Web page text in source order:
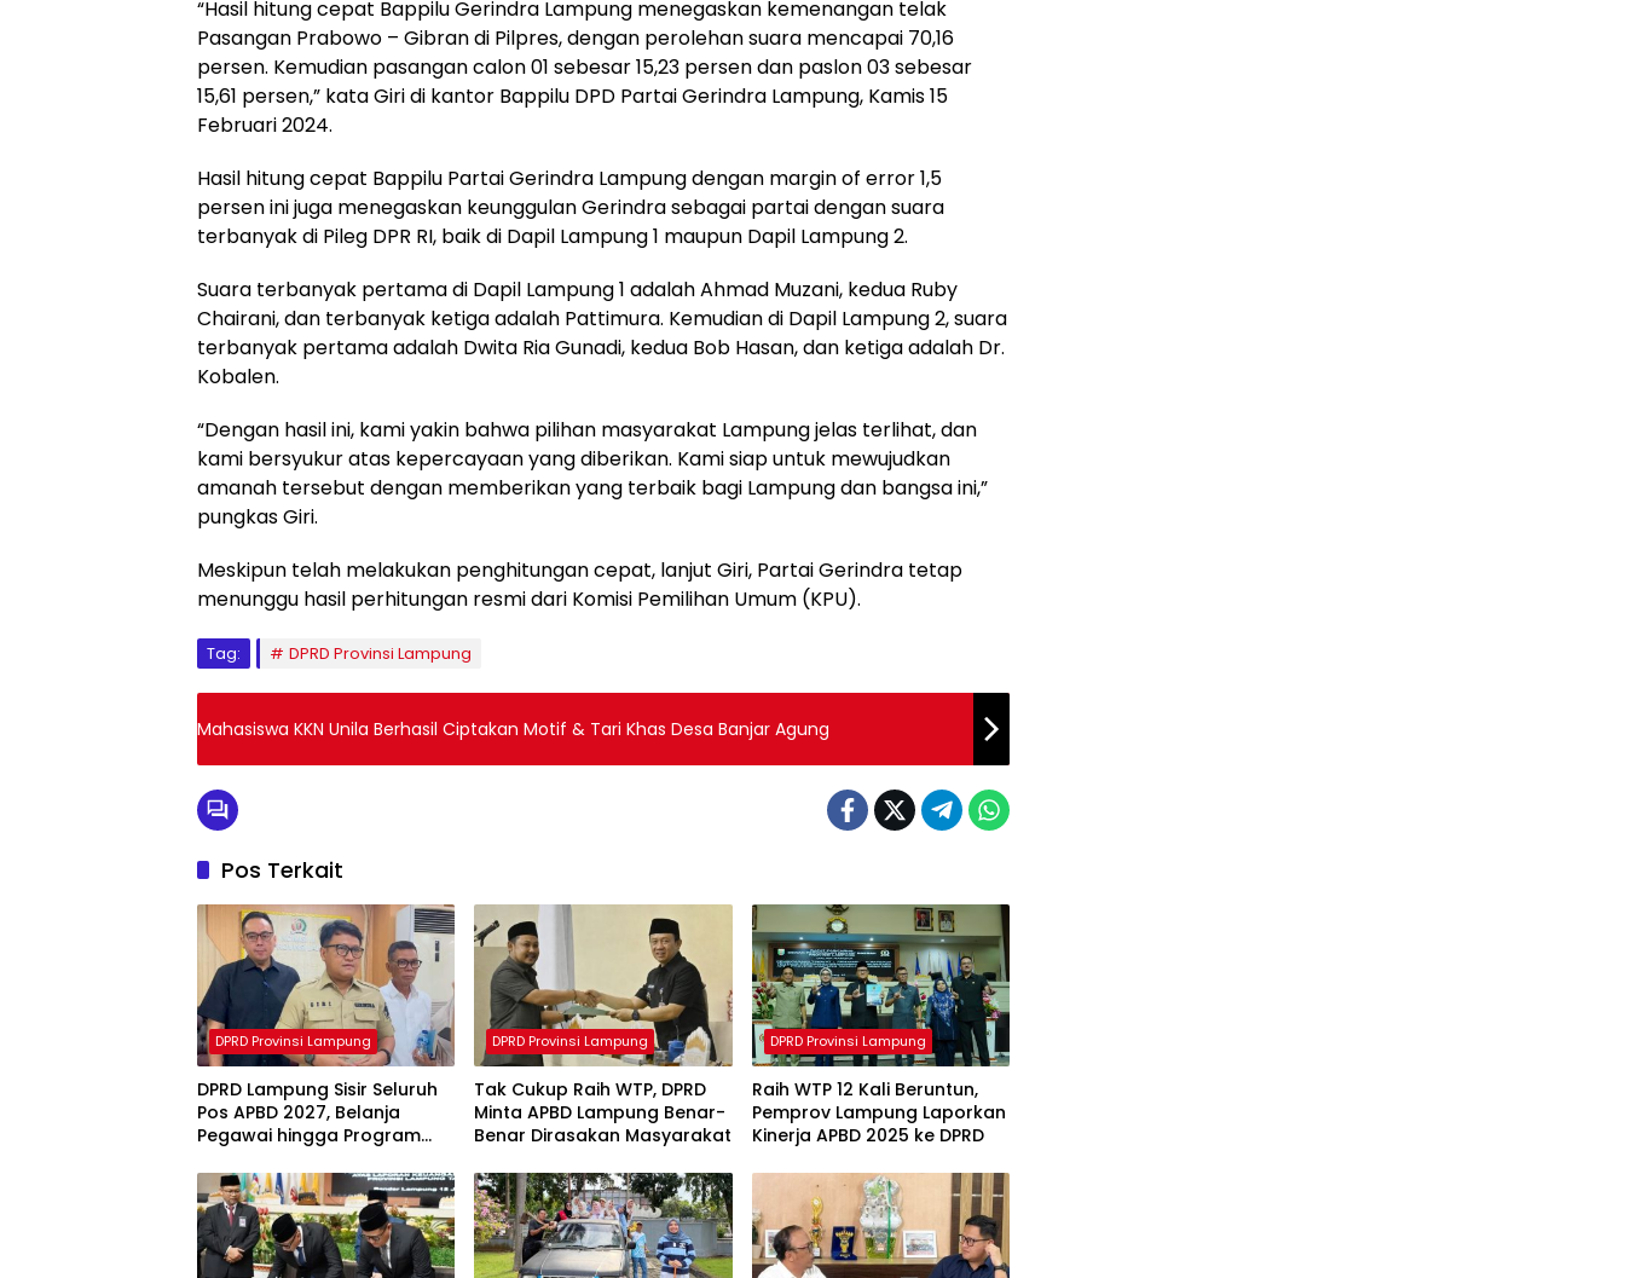
“Hasil hitung cepat Bappilu Gerindra Lampung menegaskan kemenangan telak
Pasangan Prabowo – Gibran di Pilpres, dengan perolehan suara mencapai 70,16
persen. Kemudian pasangan calon 01 sebesar 15,23 persen dan paslon 03 sebesar
15,61 persen,” kata Giri di kantor Bappilu DPD Partai Gerindra Lampung, Kamis 15
Februari 2024.
Hasil hitung cepat Bappilu Partai Gerindra Lampung dengan margin of error 1,5
persen ini juga menegaskan keunggulan Gerindra sebagai partai dengan suara
terbanyak di Pileg DPR RI, baik di Dapil Lampung 1 maupun Dapil Lampung 2.
Suara terbanyak pertama di Dapil Lampung 1 adalah Ahmad Muzani, kedua Ruby
Chairani, dan terbanyak ketiga adalah Pattimura. Kemudian di Dapil Lampung 2, suara
terbanyak pertama adalah Dwita Ria Gunadi, kedua Bob Hasan, dan ketiga adalah Dr.
Kobalen.
“Dengan hasil ini, kami yakin bahwa pilihan masyarakat Lampung jelas terlihat, dan
kami bersyukur atas kepercayaan yang diberikan. Kami siap untuk mewujudkan
amanah tersebut dengan memberikan yang terbaik bagi Lampung dan bangsa ini,”
pungkas Giri.
Meskipun telah melakukan penghitungan cepat, lanjut Giri, Partai Gerindra tetap
menunggu hasil perhitungan resmi dari Komisi Pemilihan Umum (KPU).
Tag: DPRD Provinsi Lampung
Mahasiswa KKN Unila Berhasil Ciptakan Motif & Tari Khas Desa Banjar Agung
Pos Terkait
DPRD Provinsi Lampung
DPRD Lampung Sisir Seluruh
Pos APBD 2027, Belanja
Pegawai hingga Program
Evaluasi
DPRD Provinsi Lampung
Tak Cukup Raih WTP, DPRD
Minta APBD Lampung Benar-
Benar Dirasakan Masyarakat
DPRD Provinsi Lampung
Raih WTP 12 Kali Beruntun,
Pemprov Lampung Laporkan
Kinerja APBD 2025 ke DPRD